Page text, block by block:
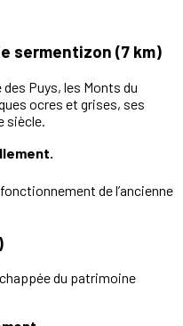
sermentizon (7 km)
Puys, les Monts du
ocres et grises, ses
siècle.
de l’ancienne
du patrimoine